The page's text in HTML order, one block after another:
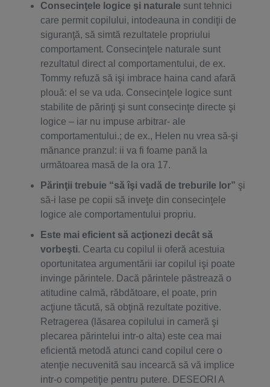
Consecinţele logice şi naturale sunt tehnici
care permit copilului, intodeauna in condiţii de
siguranţă, să simtă rezultatele propriului
comportament. Consecinţele naturale sunt
rezultatul direct al comportamentului, de ex.
Tommy refuză să işi imbrace haina cand afară
plouă: el se va uda. Consecinţele logice sunt
stabilite de părinţi şi sunt consecinţe directe şi
logice – iar nu impuse arbitrar- ale
comportamentului.; de ex., Helen nu vrea să-şi
mănance pranzul: ii va fi foame pană la
următoarea masă de la ora 17.
Părinţii trebuie “să îşi vadă de treburile lor” şi
să-i lase pe copii să inveţe din consecinţele
logice ale comportamentului propriu.
Este mai eficient să acţionezi decât să
vorbeşti. Cearta cu copilul ii oferă acestuia
oportunitatea argumentării iar copilul işi poate
invinge părintele. Dacă părintele păstrează o
atitudine calmă, răbdătoare, el poate, prin
acţiune tăcută, să obţină rezultate pozitive.
Retragerea (lăsarea copilului in cameră şi
plecarea părintelui intr-o alta) este cea mai
eficientă metodă atunci cand copilul cere o
atenţie necuvenită sau incearcă să vă implice
intr-o competiţie pentru putere. DESEORI A